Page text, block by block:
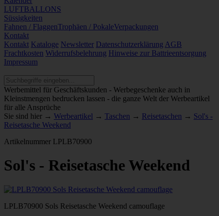
LUFTBALLONS
Süssigkeiten
Fahnen / FlaggenTrophäen / PokaleVerpackungen
Kontakt
Kontakt Kataloge Newsletter Datenschutzerklärung AGB
Frachtkosten Widerrufsbelehrung Hinweise zur Battrieentsorgung
Impressum
Werbemittel für Geschäftskunden - Werbegeschenke auch in
Kleinstmengen bedrucken lassen - die ganze Welt der Werbeartikel
für alle Ansprüche
Sie sind hier → Werbeartikel → Taschen → Reisetaschen → Sol's -
Reisetasche Weekend
Artikelnummer LPLB70900
Sol's - Reisetasche Weekend
LPLB70900 Sols Reisetasche Weekend camouflage